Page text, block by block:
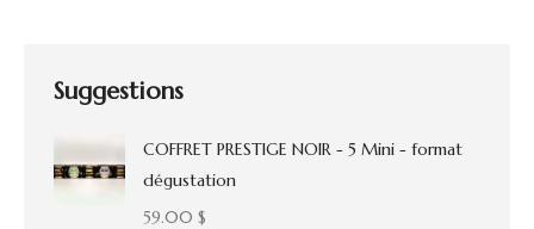
Suggestions
COFFRET PRESTIGE NOIR - 5 Mini - format
dégustation
59.00 $